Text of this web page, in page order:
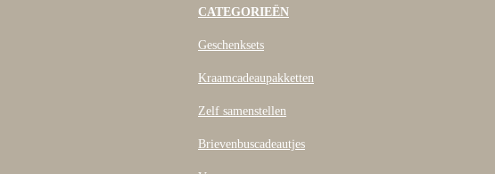
c
b
o
CATEGORIEËN
Geschenksets
Kraamcadeaupakketten
Zelf samenstellen
Brievenbuscadeautjes